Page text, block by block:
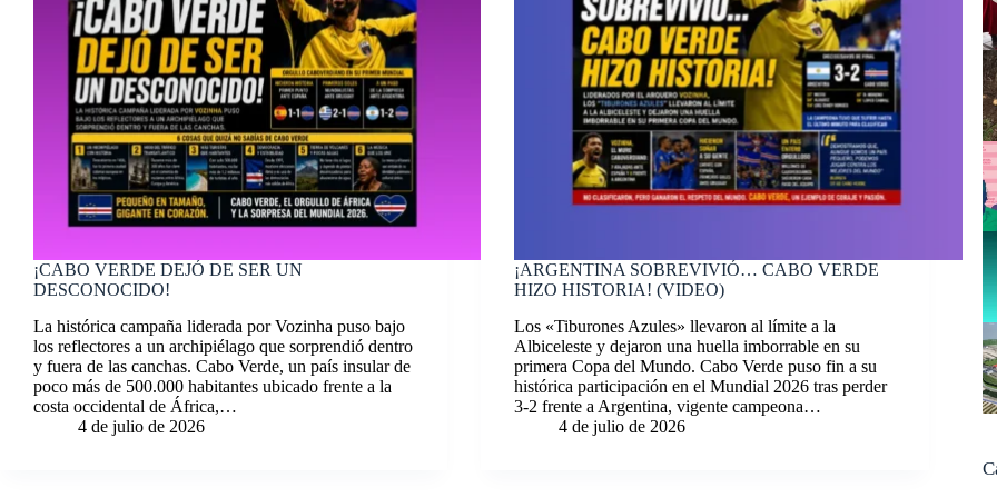
¡CABO VERDE DEJÓ DE SER UN
DESCONOCIDO!
La histórica campaña liderada por Vozinha puso bajo
los reflectores a un archipiélago que sorprendió dentro
y fuera de las canchas. Cabo Verde, un país insular de
poco más de 500.000 habitantes ubicado frente a la
costa occidental de África,…
4 de julio de 2026
¡ARGENTINA SOBREVIVIÓ… CABO VERDE
HIZO HISTORIA! (VIDEO)
Los «Tiburones Azules» llevaron al límite a la
Albiceleste y dejaron una huella imborrable en su
primera Copa del Mundo. Cabo Verde puso fin a su
histórica participación en el Mundial 2026 tras perder
3-2 frente a Argentina, vigente campeona…
4 de julio de 2026